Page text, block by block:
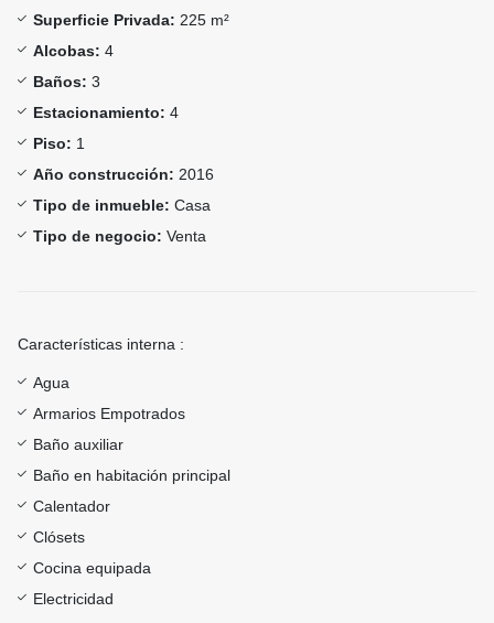
Superficie Privada: 225 m²
Alcobas: 4
Baños: 3
Estacionamiento: 4
Piso: 1
Año construcción: 2016
Tipo de inmueble: Casa
Tipo de negocio: Venta
Características interna :
Agua
Armarios Empotrados
Baño auxiliar
Baño en habitación principal
Calentador
Clósets
Cocina equipada
Electricidad